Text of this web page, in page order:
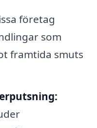
företag
som
framtida smuts